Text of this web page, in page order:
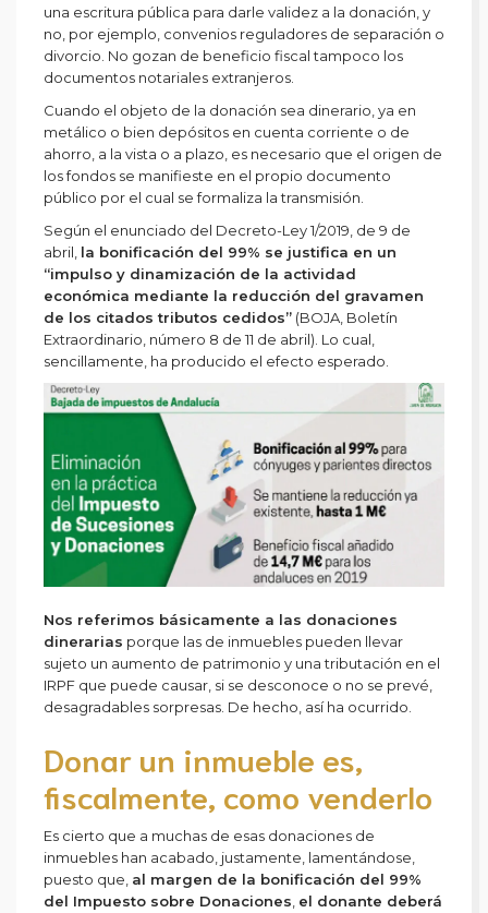
una escritura pública para darle validez a la donación, y
no, por ejemplo, convenios reguladores de separación o
divorcio. No gozan de beneficio fiscal tampoco los
documentos notariales extranjeros.
Cuando el objeto de la donación sea dinerario, ya en
metálico o bien depósitos en cuenta corriente o de
ahorro, a la vista o a plazo, es necesario que el origen de
los fondos se manifieste en el propio documento
público por el cual se formaliza la transmisión.
Según el enunciado del Decreto-Ley 1/2019, de 9 de
abril, la bonificación del 99% se justifica en un
“impulso y dinamización de la actividad
económica mediante la reducción del gravamen
de los citados tributos cedidos” (BOJA, Boletín
Extraordinario, número 8 de 11 de abril). Lo cual,
sencillamente, ha producido el efecto esperado.
Nos referimos básicamente a las donaciones
dinerarias porque las de inmuebles pueden llevar
sujeto un aumento de patrimonio y una tributación en el
IRPF que puede causar, si se desconoce o no se prevé,
desagradables sorpresas. De hecho, así ha ocurrido.
Donar un inmueble es,
fiscalmente, como venderlo
Es cierto que a muchas de esas donaciones de
inmuebles han acabado, justamente, lamentándose,
puesto que, al margen de la bonificación del 99%
del Impuesto sobre Donaciones, el donante deberá